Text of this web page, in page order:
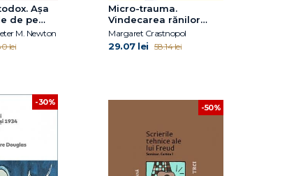
Așa
de pe
M. Newton
lei
Micro-trauma.
Vindecarea rănilor
psihice cumulate
Margaret Crastnopol
29.07 lei 58.14 lei
-30%
-50%